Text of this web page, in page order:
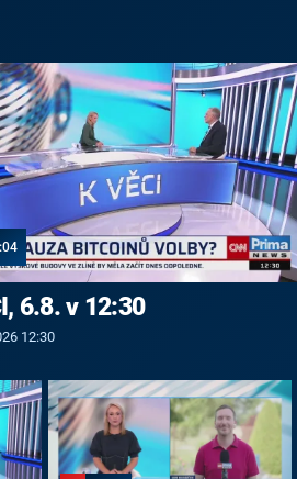
6.8. v 12:30
12:30